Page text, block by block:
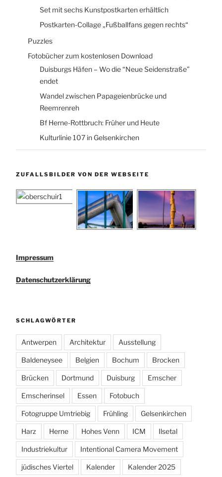
Set mit sechs Kunstpostkarten erhältlich
Postkarten-Collage „Fußballfans gegen rechts“
Puzzles
Fotobücher zum kostenlosen Download
Duisburgs Häfen – Wo die “Neue Seidenstraße”
endet
Wandel zwischen Papageienbrücke und
Reemrenreh
Bf Herne-Rottbruch: Früher und Heute
Kulturlinie 107 in Gelsenkirchen
ZUFALLSBILDER VON DER WEBSEITE
Impressum
Datenschutzerklärung
SCHLAGWÖRTER
Antwerpen Architektur Ausstellung
Baldeneysee Belgien Bochum Brocken
Brücken Dortmund Duisburg Emscher
Emscherinsel Essen Fotobuch
Fotogruppe Umtriebig Frühling Gelsenkirchen
Harz Herne Hohes Venn ICM Ilsetal
Industriekultur Intentional Camera Movement
jüdisches Viertel Kalender Kalender 2025